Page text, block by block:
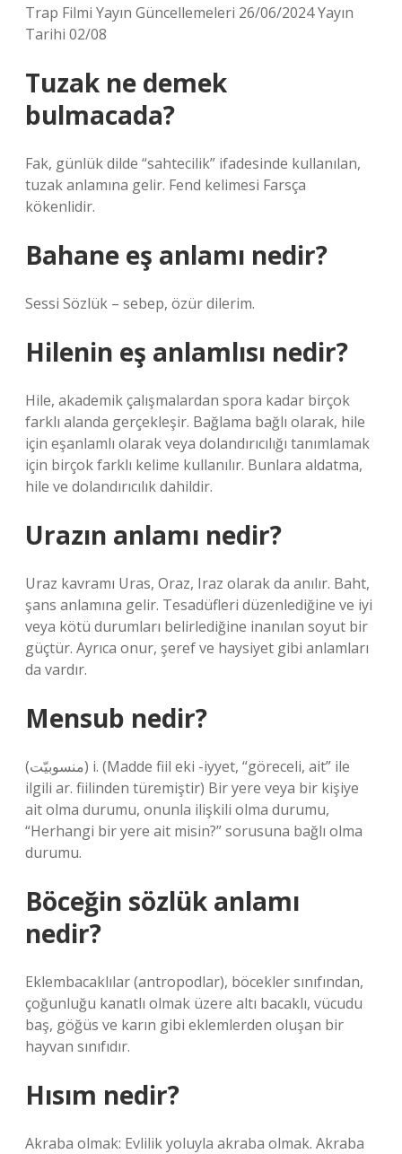
Trap Filmi Yayın Güncellemeleri 26/06/2024 Yayın
Tarihi 02/08
Tuzak ne demek
bulmacada?
Fak, günlük dilde “sahtecilik” ifadesinde kullanılan,
tuzak anlamına gelir. Fend kelimesi Farsça
kökenlidir.
Bahane eş anlamı nedir?
Sessi Sözlük – sebep, özür dilerim.
Hilenin eş anlamlısı nedir?
Hile, akademik çalışmalardan spora kadar birçok
farklı alanda gerçekleşir. Bağlama bağlı olarak, hile
için eşanlamlı olarak veya dolandırıcılığı tanımlamak
için birçok farklı kelime kullanılır. Bunlara aldatma,
hile ve dolandırıcılık dahildir.
Urazın anlamı nedir?
Uraz kavramı Uras, Oraz, Iraz olarak da anılır. Baht,
şans anlamına gelir. Tesadüfleri düzenlediğine ve iyi
veya kötü durumları belirlediğine inanılan soyut bir
güçtür. Ayrıca onur, şeref ve haysiyet gibi anlamları
da vardır.
Mensub nedir?
(ﻣﻨﺴﻮﺑﻴّﺖ) i. (Madde fiil eki -iyyet, “göreceli, ait” ile
ilgili ar. fiilinden türemiştir) Bir yere veya bir kişiye
ait olma durumu, onunla ilişkili olma durumu,
“Herhangi bir yere ait misin?” sorusuna bağlı olma
durumu.
Böceğin sözlük anlamı
nedir?
Eklembacaklılar (antropodlar), böcekler sınıfından,
çoğunluğu kanatlı olmak üzere altı bacaklı, vücudu
baş, göğüs ve karın gibi eklemlerden oluşan bir
hayvan sınıfıdır.
Hısım nedir?
Akraba olmak: Evlilik yoluyla akraba olmak. Akraba